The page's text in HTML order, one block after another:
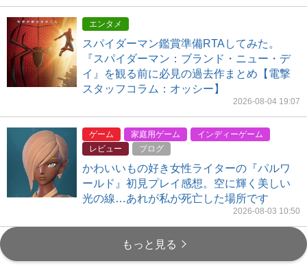
エンタメ
スパイダーマン鑑賞準備RTAしてみた。
『スパイダーマン：ブランド・ニュー・デ
イ』を観る前に必見の過去作まとめ【電撃
スタッフコラム：オッシー】
2026-08-04 19:07
ゲーム 家庭用ゲーム
インディーゲーム
レビュー
ブログ
かわいいもの好き女性ライターの『パルワ
ールド』初見プレイ感想。空に輝く美しい
光の線…あれが私が死亡した場所です
2026-08-03 10:50
もっと見る